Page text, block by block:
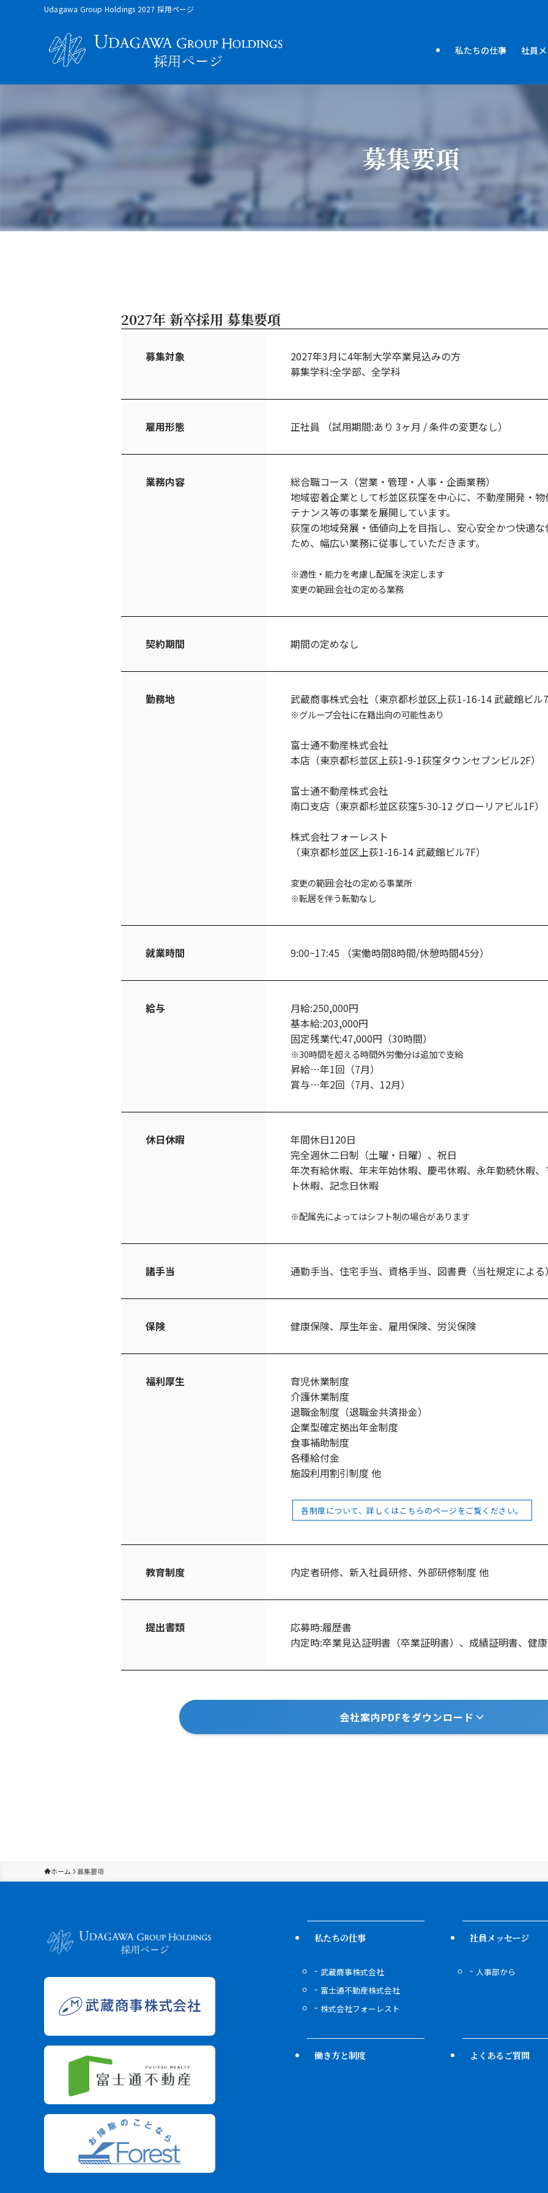
Udagawa Group Holdings 2027 採用ページ
私たちの仕事 社員
募集要項
2027年 新卒採用 募集要項
募集対象
2027年3月に4年制大学卒業見込みの方
募集学科:全学部、全学科
雇用形態 正社員 （試用期間:あり 3ヶ月 / 条件の変更なし）
業務内容
総合職コース（営業・管理・人事・企画業務）
地域密着企業として杉並区荻窪を中心に、不動産開発・
テナンス等の事業を展開しています。
荻窪の地域発展・価値向上を目指し、安心安全かつ快適
ため、幅広い業務に従事していただきます。
※適性・能力を考慮し配属を決定します
変更の範囲:会社の定める業務
契約期間 期間の定めなし
勤務地 武蔵商事株式会社（東京都杉並区上荻1-16-14 武蔵館ビル
※グループ会社に在籍出向の可能性あり
富士通不動産株式会社
本店（東京都杉並区上荻1-9-1荻窪タウンセブンビル2F）
富士通不動産株式会社
南口支店（東京都杉並区荻窪5-30-12 グローリアビル1F）
株式会社フォーレスト
（東京都杉並区上荻1-16-14 武蔵館ビル7F）
変更の範囲:会社の定める事業所
※転居を伴う転勤なし
就業時間 9:00~17:45 （実働時間8時間/休憩時間45分）
給与
月給:250,000円
基本給:203,000円
固定残業代:47,000円（30時間）
※30時間を超える時間外労働分は追加で支給
昇給…年1回（7月）
賞与…年2回（7月、12月）
休日休暇
年間休日120日
完全週休二日制（土曜・日曜）、祝日
年次有給休暇、年末年始休暇、慶弔休暇、永年勤続休暇
ト休暇、記念日休暇
※配属先によってはシフト制の場合があります
諸手当 通勤手当、住宅手当、資格手当、図書費（当社規定による
保険 健康保険、厚生年金、雇用保険、労災保険
福利厚生
育児休業制度
介護休業制度
退職金制度（退職金共済掛金）
企業型確定拠出年金制度
食事補助制度
各種給付金
施設利用割引制度 他
各制度について、詳しくはこちらのページをご覧ください。
教育制度 内定者研修、新入社員研修、外部研修制度 他
提出書類
応募時:履歴書
内定時:卒業見込証明書（卒業証明書）、成績証明書、健
会社案内PDFをダウンロード
ホーム 募集要項
私たちの仕事
武蔵商事株式会社
富士通不動産株式会社
株式会社フォーレスト
社員メッセージ
人事部から
働き方と制度 よくあるご質問